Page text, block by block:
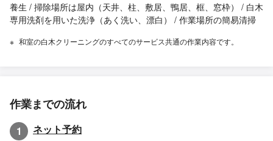
養生 / 掃除場所は屋内（天井、柱、敷居、鴨居、框、窓枠） / 白木
専用洗剤を用いた洗浄（あく洗い、漂白） / 作業場所の簡易清掃
和室の白木クリーニングのすべてのサービス共通の作業内容です。
作業までの流れ
1 ネット予約